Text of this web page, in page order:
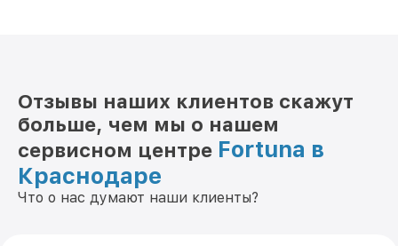
Отзывы наших клиентов скажут
больше, чем мы о нашем
сервисном центре Fortuna в
Краснодаре
Что о нас думают наши клиенты?